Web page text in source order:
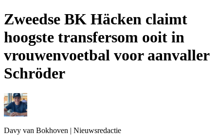
Zweedse BK Häcken claimt
hoogste transfersom ooit in
vrouwenvoetbal voor aanvaller
Schröder
Davy van Bokhoven | Nieuwsredactie